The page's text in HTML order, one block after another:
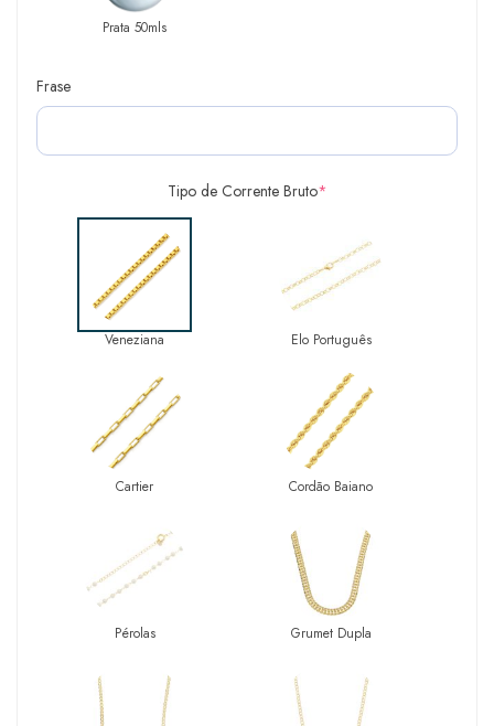
Prata 50mls
Frase
Tipo de Corrente Bruto*
Veneziana Elo Português
Cartier Cordão Baiano
Pérolas Grumet Dupla